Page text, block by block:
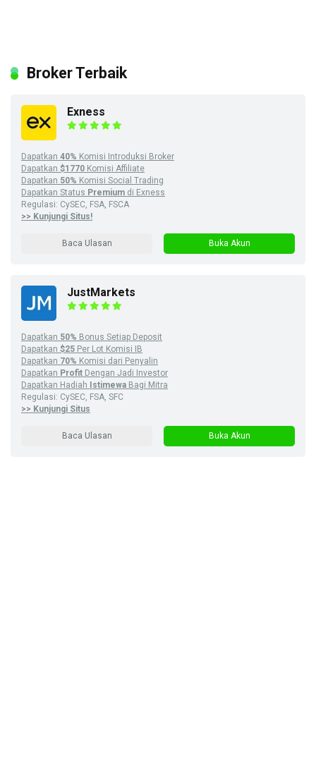
Broker Terbaik
Exness
Dapatkan 40% Komisi Introduksi Broker
Dapatkan $1770 Komisi Affiliate
Dapatkan 50% Komisi Social Trading
Dapatkan Status Premium di Exness
Regulasi: CySEC, FSA, FSCA
>> Kunjungi Situs!
Baca Ulasan Buka Akun
JustMarkets
Dapatkan 50% Bonus Setiap Deposit
Dapatkan $25 Per Lot Komisi IB
Dapatkan 70% Komisi dari Penyalin
Dapatkan Profit Dengan Jadi Investor
Dapatkan Hadiah
Istimewa Bagi Mitra
Regulasi: CySEC, FSA, SFC
>> Kunjungi Situs
Baca Ulasan Buka Akun